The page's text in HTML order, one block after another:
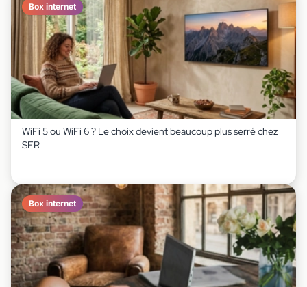
Box internet
WiFi 5 ou WiFi 6 ? Le choix devient beaucoup plus serré chez
SFR
Box internet